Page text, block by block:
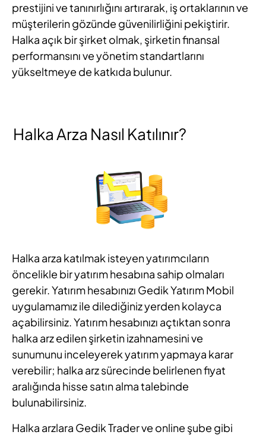
prestijini ve tanınırlığını artırarak, iş ortaklarının ve
müşterilerin gözünde güvenilirliğini pekiştirir.
Halka açık bir şirket olmak, şirketin finansal
performansını ve yönetim standartlarını
yükseltmeye de katkıda bulunur.
Halka Arza Nasıl Katılınır?
Halka arza katılmak isteyen yatırımcıların
öncelikle bir yatırım hesabına sahip olmaları
gerekir. Yatırım hesabınızı Gedik Yatırım Mobil
uygulamamız ile dilediğiniz yerden kolayca
açabilirsiniz. Yatırım hesabınızı açtıktan sonra
halka arz edilen şirketin izahnamesini ve
sunumunu inceleyerek yatırım yapmaya karar
verebilir; halka arz sürecinde belirlenen fiyat
aralığında hisse satın alma talebinde
bulunabilirsiniz.
Halka arzlara Gedik Trader ve online şube gibi